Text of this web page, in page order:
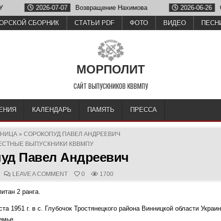
07-07 Возвращение Нахимова 2026-06-26 Олег Зубков
СБОРНИК СТАТЬИ PDF ФОТО ВИДЕО
МОРПОЛИТ
САЙТ ВЫПУСКНИКОВ КВВМПУ
КАЛЕНДАРЬ ПАМЯТЬ ПРЕССА
»СОРОКОПУД ПАВЕЛ АНДРЕЕВИЧ
ВЫПУСКНИКИ КВВМПУ
Павел Андреевич
COMMENTS:
LEAVE A COMMENTON
СОРОКОПУД
0 1700
2 ранга.
1951 г. в с. Глубочок Тростянецкого района Винницкой области